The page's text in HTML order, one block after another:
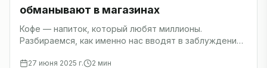
обманывают в магазинах
Кофе — напиток, который любят миллионы.
Разбираемся, как именно нас вводят в заблуждение
27 июня 2025 г. 2 мин